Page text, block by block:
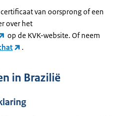
van oorsprong of een
over het
op de KVK-website. Of neem
.
in Brazilië